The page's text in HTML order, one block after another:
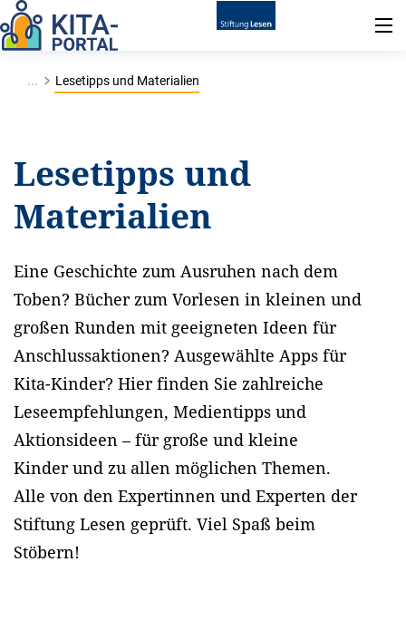
... Lesetipps und Materialien
Lesetipps und
Materialien
Eine Geschichte zum Ausruhen nach dem
Toben? Bücher zum Vorlesen in kleinen und
großen Runden mit geeigneten Ideen für
Anschlussaktionen? Ausgewählte Apps für
Kita-Kinder? Hier finden Sie zahlreiche
Leseempfehlungen, Medientipps und
Aktionsideen – für große und kleine
Kinder und zu allen möglichen Themen.
Alle von den Expertinnen und Experten der
Stiftung Lesen geprüft. Viel Spaß beim
Stöbern!